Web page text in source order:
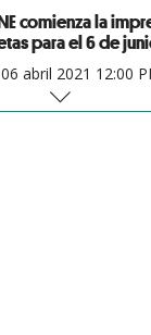
comienza la
para el 6 de
abril 2021 12:00